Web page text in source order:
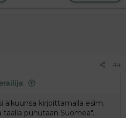
#4
:
alkuunsa kirjoittamalla esim.
täällä puhutaan Suomea".